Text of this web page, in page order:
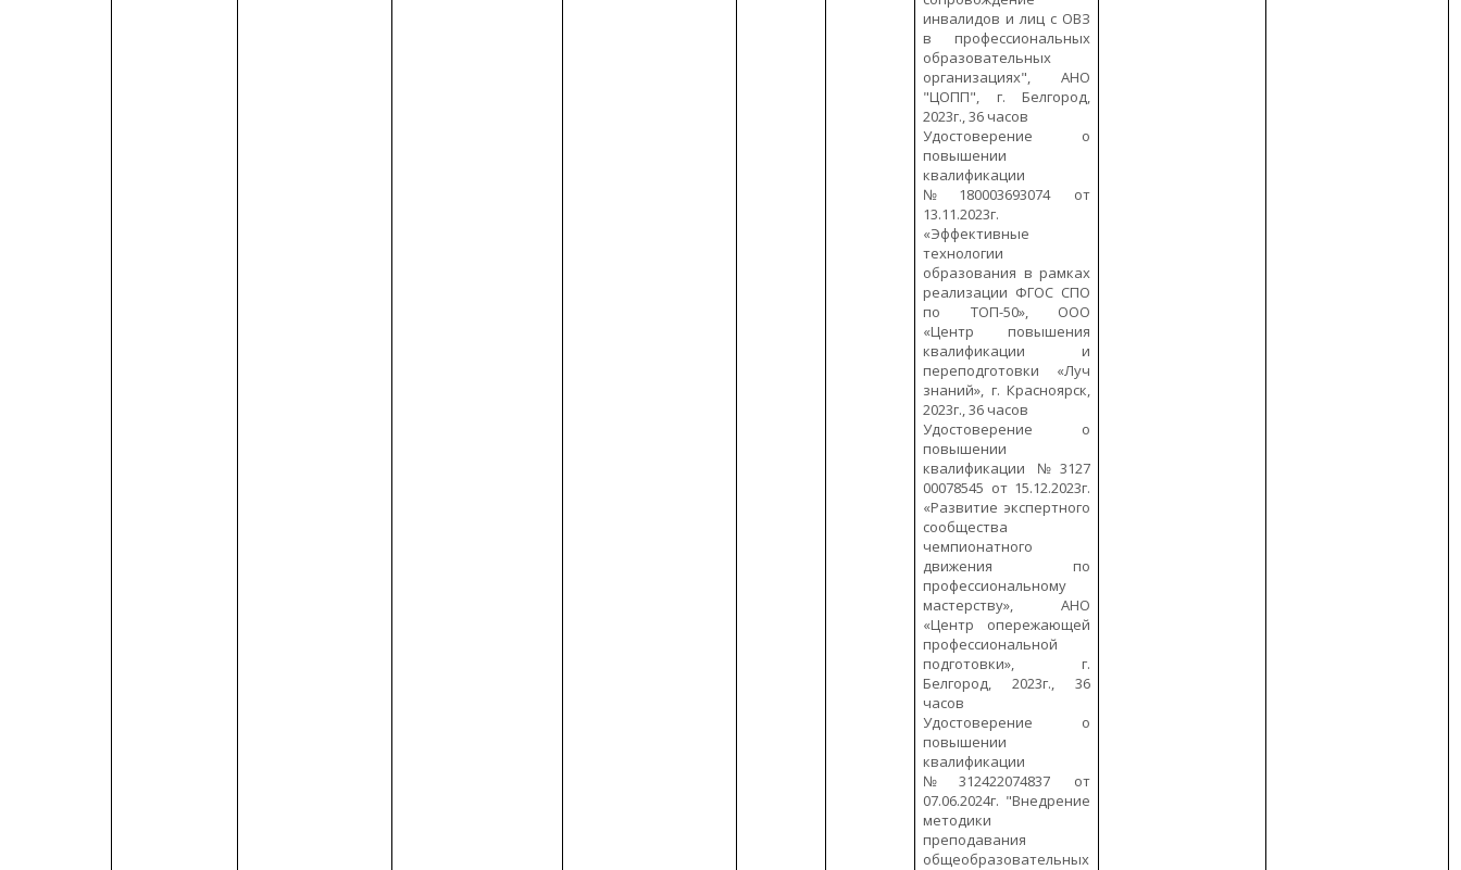
инвалидов и лиц с ОВЗ
в профессиональных
образовательных
организациях", АНО
"ЦОПП", г. Белгород,
2023г., 36 часов
Удостоверение о
повышении
квалификации
№180003693074 от
13.11.2023г.
«Эффективные
технологии
образования в рамках
реализации ФГОС СПО
по ТОП-50», ООО
«Центр повышения
квалификации и
переподготовки «Луч
знаний», г. Красноярск,
2023г., 36 часов
Удостоверение о
повышении
квалификации №3127
00078545 от 15.12.2023г.
«Развитие экспертного
сообщества
чемпионатного
движения по
профессиональному
мастерству», АНО
«Центр опережающей
профессиональной
подготовки», г.
Белгород, 2023г., 36
часов
Удостоверение о
повышении
квалификации
№312422074837 от
07.06.2024г. "Внедрение
методики
преподавания
общеобразовательных